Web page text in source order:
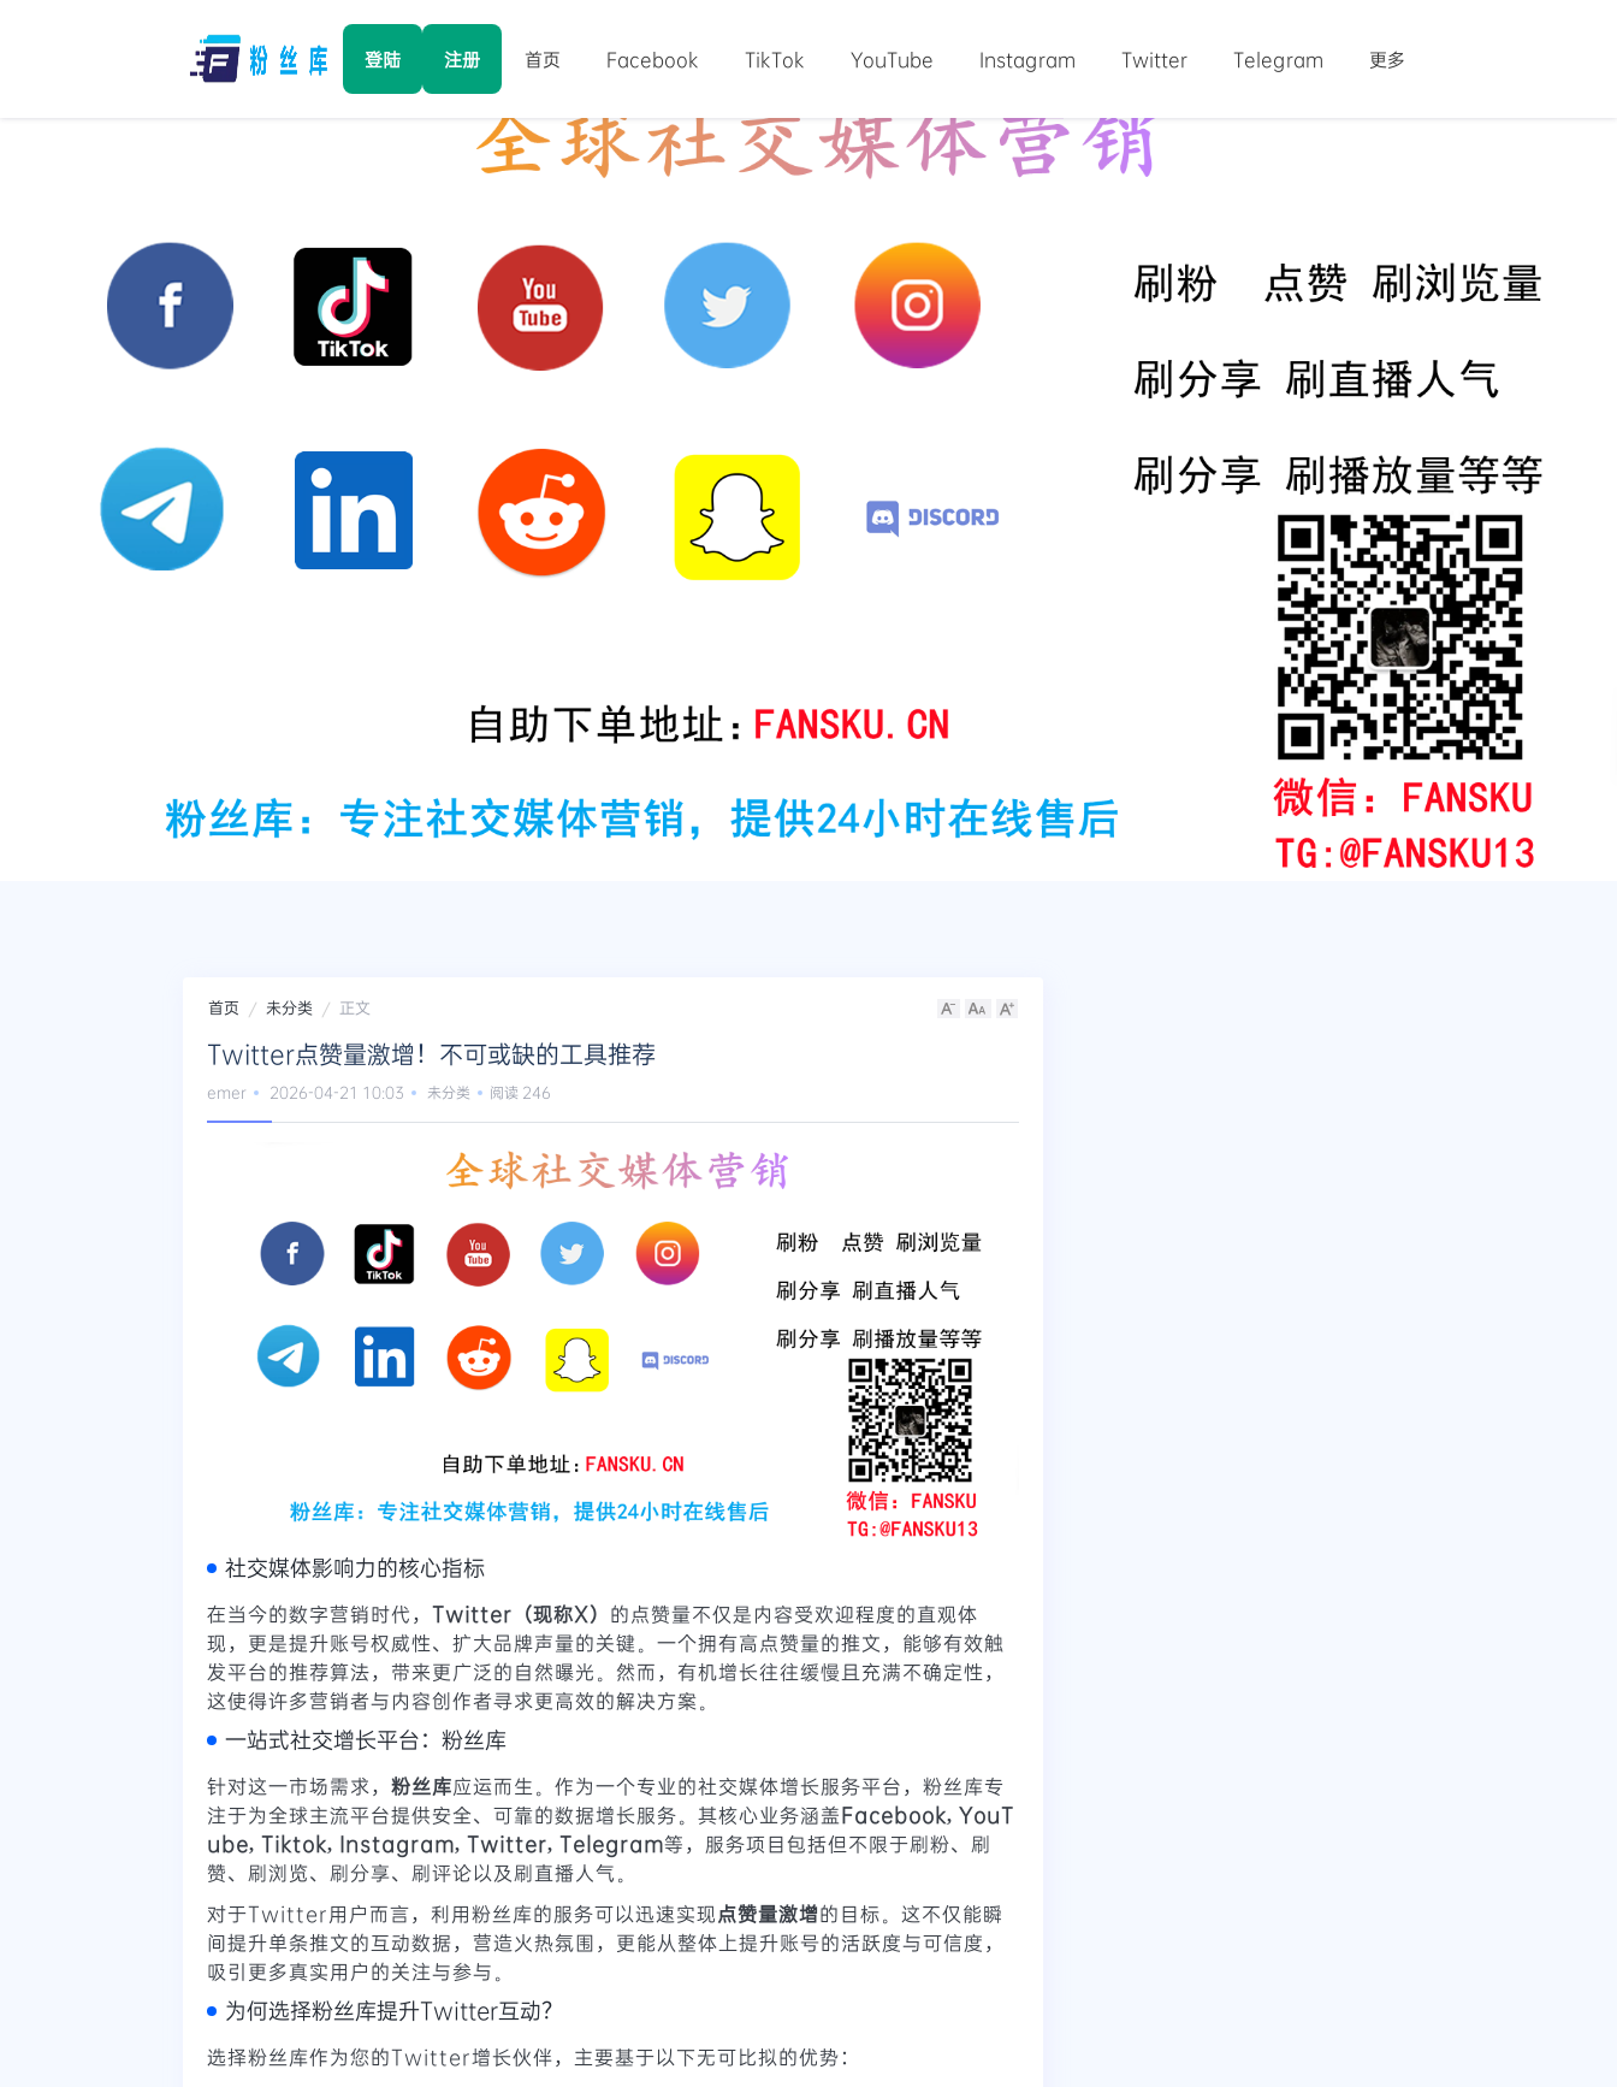
登陆 注册 首页 Facebook TikTok YouTube Instagram Twitter Telegram 更多
首页 未分类 正文
Twitter点赞量激增！不可或缺的工具推荐
emer 2026-04-21 10:03 未分类 阅读 246
社交媒体影响力的核心指标
在当今的数字营销时代， Twitter（现称X） 的点赞量不仅是内容受欢迎程度的直观体
现，更是提升账号权威性、扩大品牌声量的关键。一个拥有高点赞量的推文，能够有效触
发平台的推荐算法，带来更广泛的自然曝光。然而，有机增长往往缓慢且充满不确定性，
这使得许多营销者与内容创作者寻求更高效的解决方案。
一站式社交增长平台：粉丝库
针对这一市场需求， 粉丝库应运而生。作为一个专业的社交媒体增长服务平台，粉丝库专
注于为全球主流平台提供安全、可靠的数据增长服务。其核心业务涵盖Facebook, YouT
ube, Tiktok, Instagram, Twitter, Telegram等，服务项目包括但不限于刷粉、刷
赞、刷浏览、刷分享、刷评论以及刷直播人气。
对于Twitter用户而言，利用粉丝库的服务可以迅速实现点赞量激增的目标。这不仅能瞬
间提升单条推文的互动数据，营造火热氛围，更能从整体上提升账号的活跃度与可信度，
吸引更多真实用户的关注与参与。
为何选择粉丝库提升Twitter互动？
选择粉丝库作为您的Twitter增长伙伴，主要基于以下无可比拟的优势：